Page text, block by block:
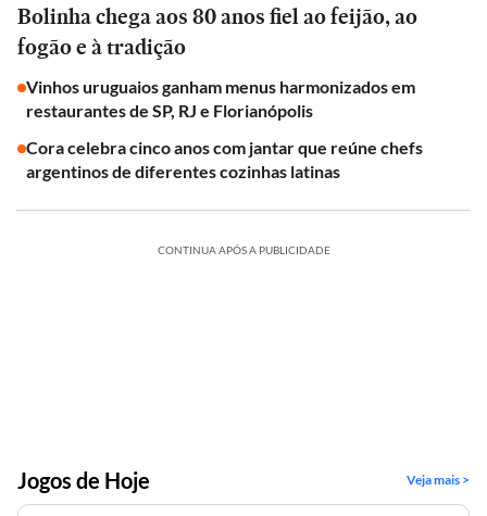
Bolinha chega aos 80 anos fiel ao feijão, ao
fogão e à tradição
Vinhos uruguaios ganham menus harmonizados em
restaurantes de SP, RJ e Florianópolis
Cora celebra cinco anos com jantar que reúne chefs
argentinos de diferentes cozinhas latinas
CONTINUA APÓS A PUBLICIDADE
Jogos de Hoje Veja mais >